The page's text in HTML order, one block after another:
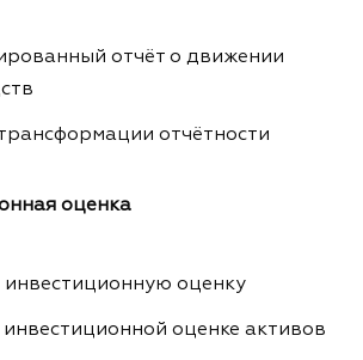
отчёт о движении
отчётности
оценка
инвестиционную оценку
оценке активов